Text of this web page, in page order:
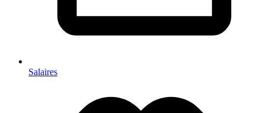
Salaires